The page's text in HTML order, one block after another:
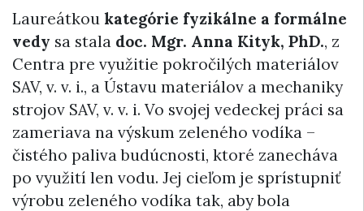
Laureátkou kategórie fyzikálne a formálne
vedy sa stala doc. Mgr. Anna Kityk, PhD., z
Centra pre využitie pokročilých materiálov
SAV, v. v. i., a Ústavu materiálov a mechaniky
strojov SAV, v. v. i. Vo svojej vedeckej práci sa
zameriava na výskum zeleného vodíka –
čistého paliva budúcnosti, ktoré zanecháva
po využití len vodu. Jej cieľom je sprístupniť
výrobu zeleného vodíka tak, aby bola